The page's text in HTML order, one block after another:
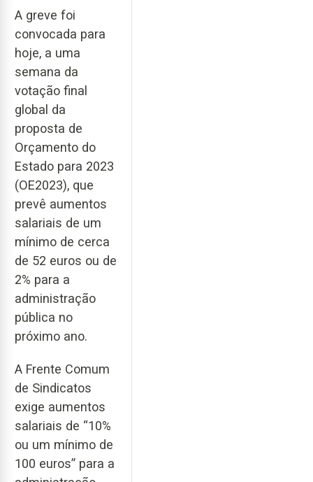
A greve foi
convocada para
hoje, a uma
semana da
votação final
global da
proposta de
Orçamento do
Estado para 2023
(OE2023), que
prevê aumentos
salariais de um
mínimo de cerca
de 52 euros ou de
2% para a
administração
pública no
próximo ano.
A Frente Comum
de Sindicatos
exige aumentos
salariais de “10%
ou um mínimo de
100 euros” para a